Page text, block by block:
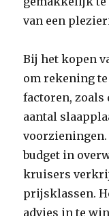
van een
Bij het kopen
om rekening
factoren, zoals
aantal
voorzieningen.
budget in
kruisers
prijsklassen.
advies in te